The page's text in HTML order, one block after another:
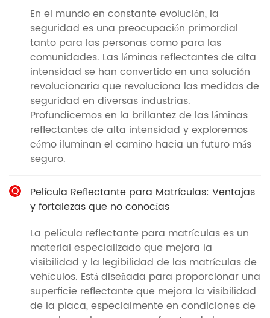
En el mundo en constante evolución, la
seguridad es una preocupación primordial
tanto para las personas como para las
comunidades. Las láminas reflectantes de alta
intensidad se han convertido en una solución
revolucionaria que revoluciona las medidas de
seguridad en diversas industrias.
Profundicemos en la brillantez de las láminas
reflectantes de alta intensidad y exploremos
cómo iluminan el camino hacia un futuro más
seguro.
Q
Película Reflectante para Matrículas: Ventajas
y fortalezas que no conocías
La película reflectante para matrículas es un
material especializado que mejora la
visibilidad y la legibilidad de las matrículas de
vehículos. Está diseñada para proporcionar una
superficie reflectante que mejora la visibilidad
de la placa, especialmente en condiciones de